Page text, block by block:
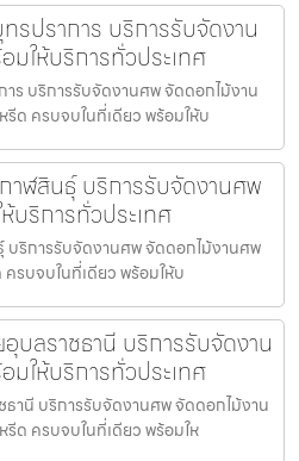
รปราการ บริการรับจัดงาน
ให้บริการทั่วประเทศ
าร บริการรับจัดงานศพ จัดดอกไม้งาน
รีด ครบจบในที่เดียว พร้อมให้บ
าฬสินธุ์ บริการรับจัดงานศพ
บริการทั่วประเทศ
บริการรับจัดงานศพ จัดดอกไม้งานศพ
ครบจบในที่เดียว พร้อมให้บ
บลราชธานี บริการรับจัดงาน
ให้บริการทั่วประเทศ
ธานี บริการรับจัดงานศพ จัดดอกไม้งาน
รีด ครบจบในที่เดียว พร้อมให